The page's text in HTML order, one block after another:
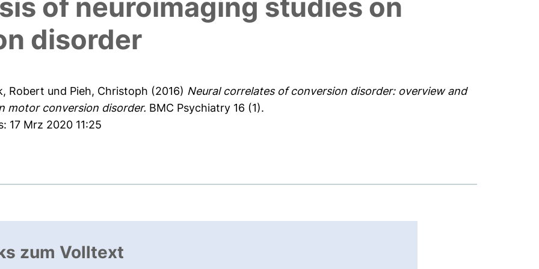
of neuroimaging studies on
disorder
Robert und Pieh, Christoph (2016) Neural correlates of conversion disorder: overview and
motor conversion disorder. BMC Psychiatry 16 (1).
17 Mrz 2020 11:25
zum Volltext